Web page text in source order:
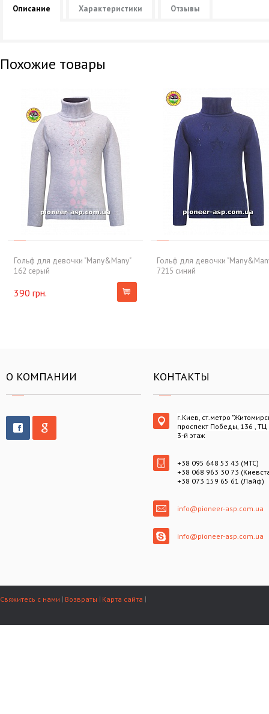
Описание Характеристики Отзывы
Похожие товары
Гольф для девочки "Many&Many"
162 серый
390 грн.
Гольф для девочки
7215 синий
О КОМПАНИИ КОНТАКТЫ
г.Киев, ст.метро
проспект Победы, 136 , ТЦ
3-й этаж
+38 095 648 53 43 (МТС)
+38 068 963 30 73
+38 073 159 65 61 (Лайф)
info@pioneer-asp.com.ua
info@pioneer-asp.com.ua
Свяжитесь с нами Возвраты Карта сайта